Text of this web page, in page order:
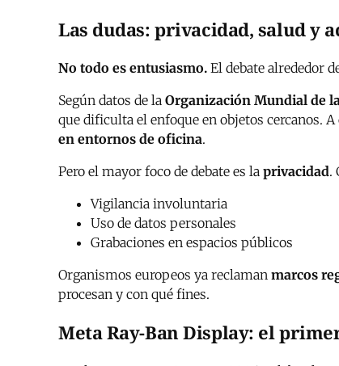
Las dudas: privacidad, salud y
No todo es entusiasmo. El debate alrededor
Según datos de la Organización Mundial de
que dificulta el enfoque en objetos cercanos.
en entornos de oficina.
Pero el mayor foco de debate es la privacidad.
Vigilancia involuntaria
Uso de datos personales
Grabaciones en espacios públicos
Organismos europeos ya reclaman marcos
procesan y con qué fines.
Meta Ray-Ban Display: el